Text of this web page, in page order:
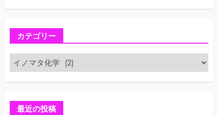
カテゴリー
カ
テ
ゴ
最近の投稿